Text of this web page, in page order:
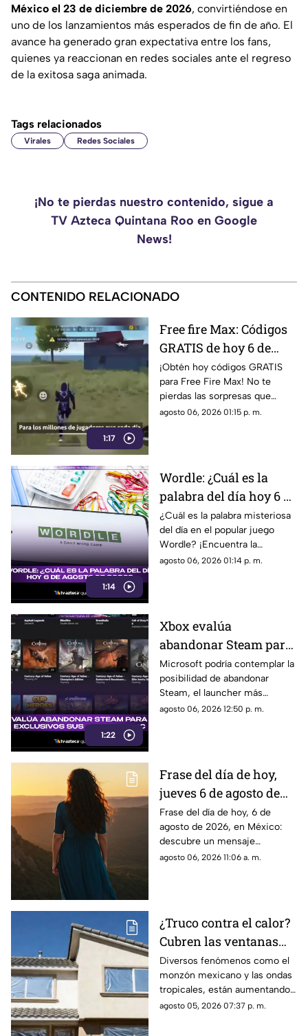
México el 23 de diciembre de 2026, convirtiéndose en
uno de los lanzamientos más esperados de fin de año. El
avance ha generado gran expectativa entre los fans,
quienes ya reaccionan en redes sociales ante el regreso
de la exitosa saga animada.
Tags relacionados
Virales Redes Sociales
¡No te pierdas nuestro contenido, sigue a
TV Azteca Quintana Roo en Google
News!
CONTENIDO RELACIONADO
1:17
Free fire Max: Códigos
GRATIS de hoy 6 de
agosto de 2026.
¡Obtén hoy códigos GRATIS
para Free Fire Max! No te
pierdas las sorpresas que
traemos para ti en el mundo
agosto 06, 2026 01:15 p. m.
1:14
Wordle: ¿Cuál es la
palabra del día hoy 6 de
agosto de 2026?
¿Cuál es la palabra misteriosa
del día en el popular juego
Wordle? ¡Encuentra la
respuesta en la edición del 6
agosto 06, 2026 01:14 p. m.
1:22
Xbox evalúa
abandonar Steam para
hacer exclusivos sus
juegos en PC: Aquí los
detalles
Microsoft podría contemplar la
posibilidad de abandonar
Steam, el launcher más
popular del mercado de PC.
agosto 06, 2026 12:50 p. m.
Frase del día de hoy,
jueves 6 de agosto de
2026: Llénate de
inspiración con estas
palabras
Frase del día de hoy, 6 de
agosto de 2026, en México:
descubre un mensaje
inspirador para reflexionar y
agosto 06, 2026 11:06 a. m.
¿Truco contra el calor?
Cubren las ventanas
con papel aluminio,
esto explica la ciencia
Diversos fenómenos como el
monzón mexicano y las ondas
tropicales, están aumentando
las temperaturas en todo el
agosto 05, 2026 07:37 p. m.